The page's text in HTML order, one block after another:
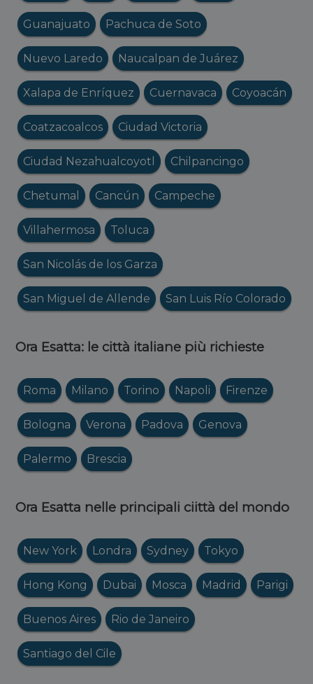
Guanajuato Pachuca de Soto
Nuevo Laredo Naucalpan de Juárez
Xalapa de Enríquez Cuernavaca Coyoacán
Coatzacoalcos Ciudad Victoria
Ciudad Nezahualcoyotl Chilpancingo
Chetumal Cancún Campeche
Villahermosa Toluca
San Nicolás de los Garza
San Miguel de Allende San Luis Río Colorado
Ora Esatta: le città italiane più richieste
Roma Milano Torino Napoli Firenze
Bologna Verona Padova Genova
Palermo Brescia
Ora Esatta nelle principali ciittà del mondo
New York Londra Sydney Tokyo
Hong Kong Dubai Mosca Madrid Parigi
Buenos Aires Rio de Janeiro
Santiago del Cile